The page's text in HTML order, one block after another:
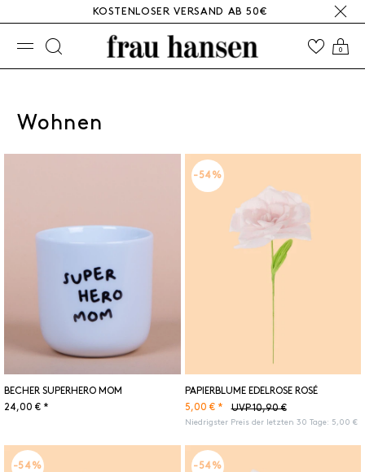
KOSTENLOSER VERSAND AB 50€
0
☰
Wohnen
BECHER SUPERHERO MOM
24,00 € *
-54%
PAPIERBLUME EDELROSE ROSÉ
UVP 10,90 €
5,00 € *
Niedrigster Preis der letzten 30 Tage: 5,00 €
-54% -54%